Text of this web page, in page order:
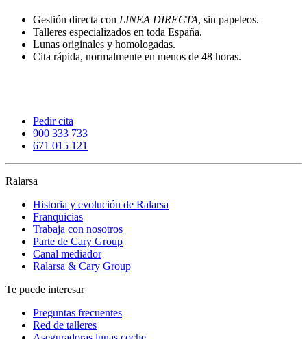
Gestión directa con LINEA DIRECTA, sin papeleos.
Talleres especializados en toda España.
Lunas originales y homologadas.
Cita rápida, normalmente en menos de 48 horas.
Pedir cita
900 333 733
671 015 121
Ralarsa
Historia y evolución de Ralarsa
Franquicias
Trabaja con nosotros
Parte de Cary Group
Canal mediador
Ralarsa & Cary Group
Te puede interesar
Preguntas frecuentes
Red de talleres